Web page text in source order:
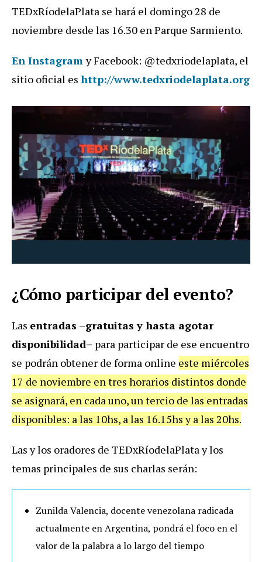
TEDxRíodelaPlata se hará el domingo 28 de
noviembre desde las 16.30 en Parque Sarmiento.
En Instagramy Facebook: @tedxriodelaplata, el
sitio oficial es http://www.tedxriodelaplata.org
¿Cómo participar del evento?
Las entradas –gratuitas y hasta agotar
disponibilidad– para participar de ese encuentro
se podrán obtener de forma online este miércoles
17 de noviembre en tres horarios distintos donde
se asignará, en cada uno, un tercio de las entradas
disponibles: a las 10hs, a las 16.15hs y a las 20hs.
Las y los oradores de TEDxRíodelaPlata y los
temas principales de sus charlas serán:
Zunilda Valencia, docente venezolana radicada
actualmente en Argentina, pondrá el foco en el
valor de la palabra a lo largo del tiempo